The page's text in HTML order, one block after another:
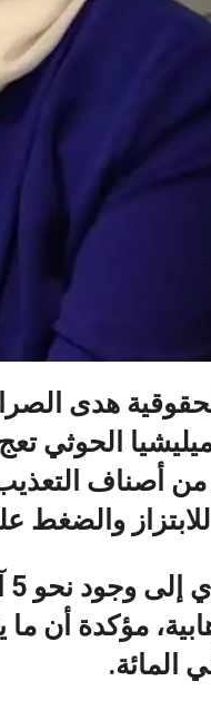
هدى
الحوثي
من أصناف
والضغط
مؤكدة